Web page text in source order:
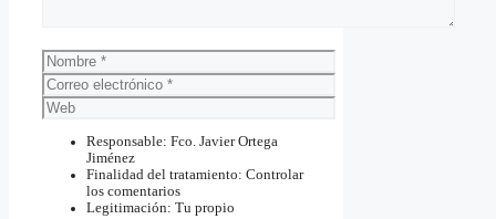
Nombre
Correo
electrónico
Web
Responsable: Fco. Javier Ortega
Jiménez
Finalidad del tratamiento: Controlar
los comentarios
Legitimación: Tu propio